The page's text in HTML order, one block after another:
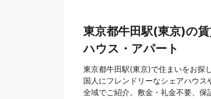
東京都牛田駅(東京)の
ハウス・アパート
東京都牛田駅(東京)で住まいをお探
国人にフレンドリーなシェアハウス
全域でご紹介。敷金・礼金不要、保